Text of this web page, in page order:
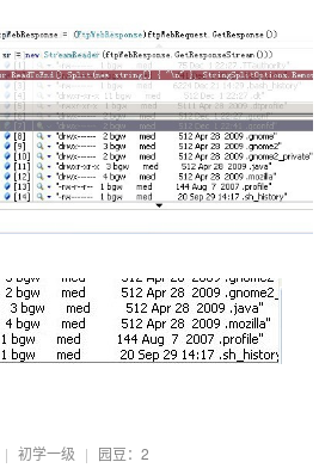
| 初学一级 | 园豆： 2